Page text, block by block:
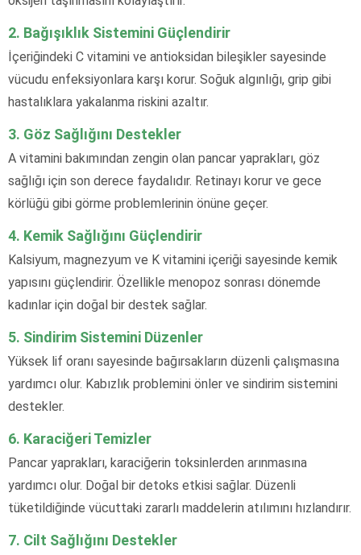
2. Bağışıklık Sistemini Güçlendirir
İçeriğindeki C vitamini ve antioksidan bileşikler sayesinde
vücudu enfeksiyonlara karşı korur. Soğuk algınlığı, grip gibi
hastalıklara yakalanma riskini azaltır.
3. Göz Sağlığını Destekler
A vitamini bakımından zengin olan pancar yaprakları, göz
sağlığı için son derece faydalıdır. Retinayı korur ve gece
körlüğü gibi görme problemlerinin önüne geçer.
4. Kemik Sağlığını Güçlendirir
Kalsiyum, magnezyum ve K vitamini içeriği sayesinde kemik
yapısını güçlendirir. Özellikle menopoz sonrası dönemde
kadınlar için doğal bir destek sağlar.
5. Sindirim Sistemini Düzenler
Yüksek lif oranı sayesinde bağırsakların düzenli çalışmasına
yardımcı olur. Kabızlık problemini önler ve sindirim sistemini
destekler.
6. Karaciğeri Temizler
Pancar yaprakları, karaciğerin toksinlerden arınmasına
yardımcı olur. Doğal bir detoks etkisi sağlar. Düzenli
tüketildiğinde vücuttaki zararlı maddelerin atılımını hızlandırır.
7. Cilt Sağlığını Destekler